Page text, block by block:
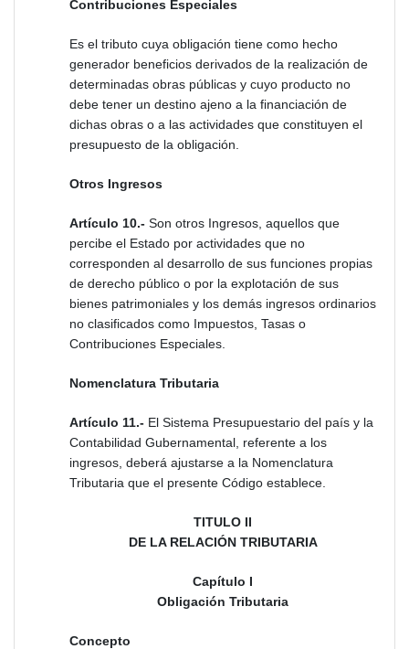
Contribuciones Especiales
Es el tributo cuya obligación tiene como hecho
generador beneficios derivados de la realización de
determinadas obras públicas y cuyo producto no
debe tener un destino ajeno a la financiación de
dichas obras o a las actividades que constituyen el
presupuesto de la obligación.
Otros Ingresos
Artículo 10.- Son otros Ingresos, aquellos que
percibe el Estado por actividades que no
corresponden al desarrollo de sus funciones propias
de derecho público o por la explotación de sus
bienes patrimoniales y los demás ingresos ordinarios
no clasificados como Impuestos, Tasas o
Contribuciones Especiales.
Nomenclatura Tributaria
Artículo 11.- El Sistema Presupuestario del país y la
Contabilidad Gubernamental, referente a los
ingresos, deberá ajustarse a la Nomenclatura
Tributaria que el presente Código establece.
TITULO II
DE LA RELACIÓN TRIBUTARIA
Capítulo I
Obligación Tributaria
Concepto